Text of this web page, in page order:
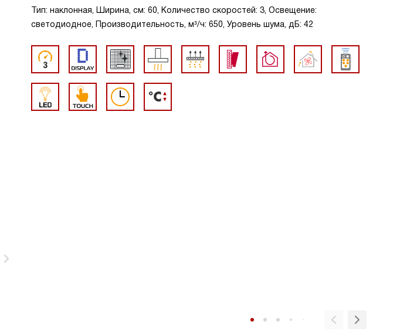
Тип: наклонная, Ширина, см: 60, Количество скоростей: 3, Освещение:
светодиодное, Производительность, м³/ч: 650, Уровень шума, дБ: 42